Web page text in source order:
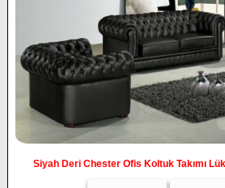
Siyah Deri Chester Ofis Koltuk Takımı